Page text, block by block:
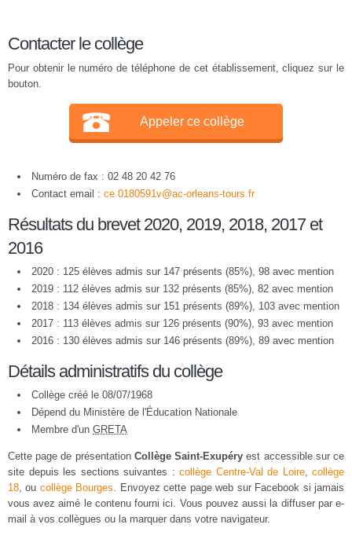
Contacter le collège
Pour obtenir le numéro de téléphone de cet établissement, cliquez sur le
bouton.
Appeler ce collège
Numéro de fax : 02 48 20 42 76
Contact email : ce.0180591v@ac-orleans-tours.fr
Résultats du brevet 2020, 2019, 2018, 2017 et
2016
2020 : 125 élèves admis sur 147 présents (85%), 98 avec mention
2019 : 112 élèves admis sur 132 présents (85%), 82 avec mention
2018 : 134 élèves admis sur 151 présents (89%), 103 avec mention
2017 : 113 élèves admis sur 126 présents (90%), 93 avec mention
2016 : 130 élèves admis sur 146 présents (89%), 89 avec mention
Détails administratifs du collège
Collège créé le 08/07/1968
Dépend du Ministère de l'Éducation Nationale
Membre d'un GRETA
Cette page de présentation Collège Saint-Exupéry est accessible sur ce
site depuis les sections suivantes : collège Centre-Val de Loire, collège
18, ou collège Bourges. Envoyez cette page web sur Facebook si jamais
vous avez aimé le contenu fourni ici. Vous pouvez aussi la diffuser par e-
mail à vos collègues ou la marquer dans votre navigateur.